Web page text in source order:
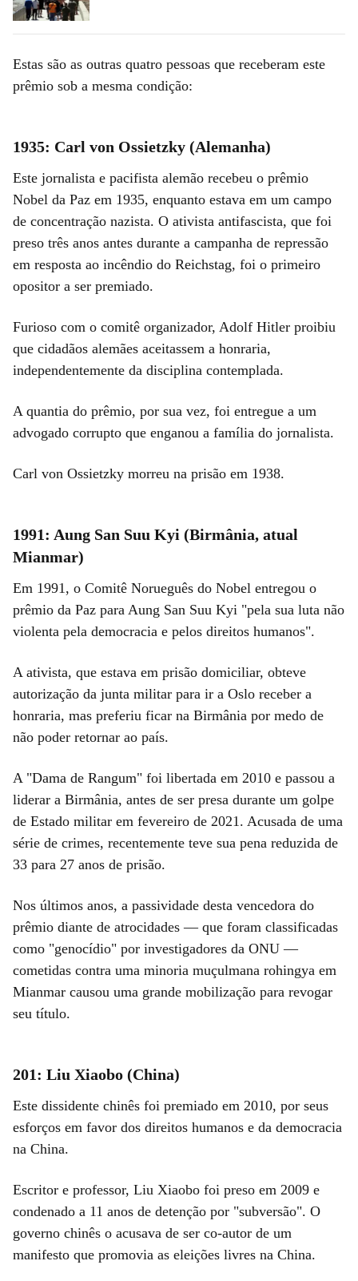
Estas são as outras quatro pessoas que receberam este
prêmio sob a mesma condição:
1935: Carl von Ossietzky (Alemanha)
Este jornalista e pacifista alemão recebeu o prêmio
Nobel da Paz em 1935, enquanto estava em um campo
de concentração nazista. O ativista antifascista, que foi
preso três anos antes durante a campanha de repressão
em resposta ao incêndio do Reichstag, foi o primeiro
opositor a ser premiado.
Furioso com o comitê organizador, Adolf Hitler proibiu
que cidadãos alemães aceitassem a honraria,
independentemente da disciplina contemplada.
A quantia do prêmio, por sua vez, foi entregue a um
advogado corrupto que enganou a família do jornalista.
Carl von Ossietzky morreu na prisão em 1938.
1991: Aung San Suu Kyi (Birmânia, atual
Mianmar)
Em 1991, o Comitê Norueguês do Nobel entregou o
prêmio da Paz para Aung San Suu Kyi "pela sua luta não
violenta pela democracia e pelos direitos humanos".
A ativista, que estava em prisão domiciliar, obteve
autorização da junta militar para ir a Oslo receber a
honraria, mas preferiu ficar na Birmânia por medo de
não poder retornar ao país.
A "Dama de Rangum" foi libertada em 2010 e passou a
liderar a Birmânia, antes de ser presa durante um golpe
de Estado militar em fevereiro de 2021. Acusada de uma
série de crimes, recentemente teve sua pena reduzida de
33 para 27 anos de prisão.
Nos últimos anos, a passividade desta vencedora do
prêmio diante de atrocidades — que foram classificadas
como "genocídio" por investigadores da ONU —
cometidas contra uma minoria muçulmana rohingya em
Mianmar causou uma grande mobilização para revogar
seu título.
201: Liu Xiaobo (China)
Este dissidente chinês foi premiado em 2010, por seus
esforços em favor dos direitos humanos e da democracia
na China.
Escritor e professor, Liu Xiaobo foi preso em 2009 e
condenado a 11 anos de detenção por "subversão". O
governo chinês o acusava de ser co-autor de um
manifesto que promovia as eleições livres na China.